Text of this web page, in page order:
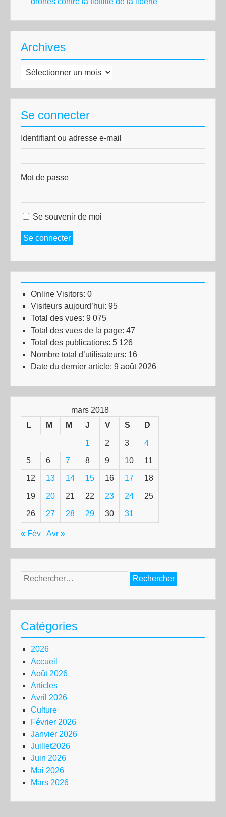
Archives
Archives
Se connecter
Identifiant ou adresse e-mail
Mot de passe
Se souvenir de moi
Se connecter
Online Visitors: 0
Visiteurs aujourd’hui: 95
Total des vues: 9 075
Total des vues de la page: 47
Total des publications: 5 126
Nombre total d’utilisateurs: 16
Date du dernier article: 9 août 2026
mars 2018
L
M M J V S D
1 2 3 4
5 6 7 8 9 10 11
12 13 14 15 16 17 18
19 20 21 22 23 24 25
26 27 28 29 30 31
« Fév Avr »
Rechercher :
Catégories
2026
Accueil
Août 2026
Articles
Avril 2026
Culture
Février 2026
Janvier 2026
Juillet2026
Juin 2026
Mai 2026
Mars 2026